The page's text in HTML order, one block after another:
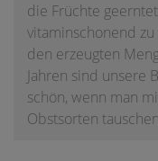
die Früchte
vitaminschonend
den erzeugten
Jahren sind unsere
schön, wenn man
Obstsorten